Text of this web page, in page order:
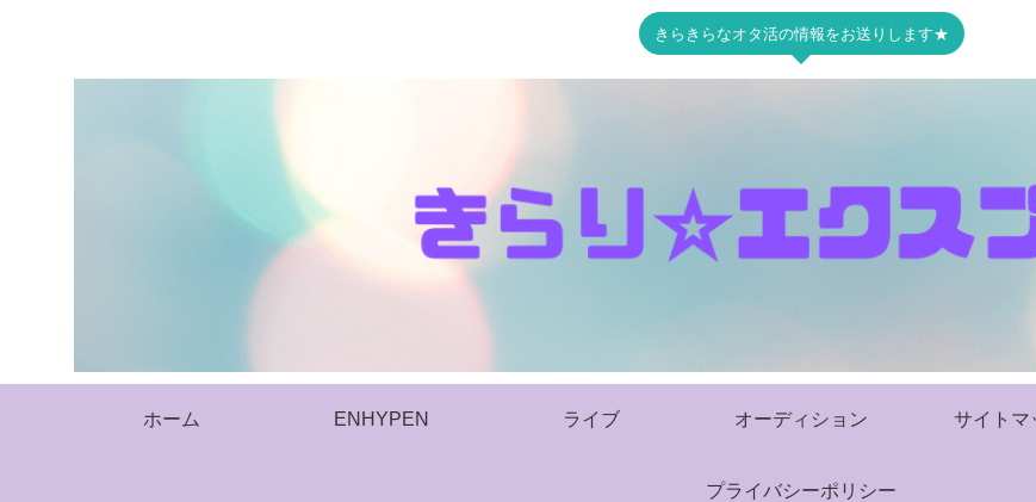
きらきらなオタ活の情報をお送りします★
ホーム ENHYPEN ライブ オーディション サイトマ
プライバシーポリシー